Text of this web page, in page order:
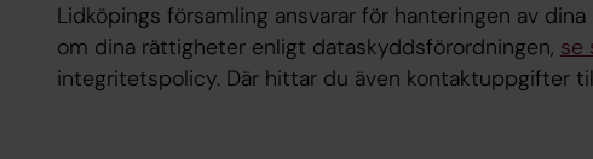
Lidköpings församling ansvarar för hanteringen av
om dina rättigheter enligt dataskyddsförordningen, se
integritetspolicy. Där hittar du även kontaktuppgifter